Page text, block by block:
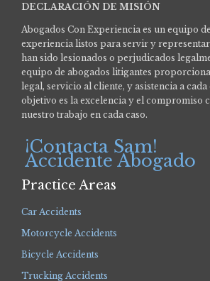
DECLARACIÓN DE MISIÓN
Abogados Con Experiencia es un equipo
experiencia listos para servir y
han sido lesionados o perjudicados
equipo de abogados litigantes
legal, servicio al cliente, y asistencia a
objetivo es la excelencia y el compromiso
nuestro trabajo en cada caso.
¡Contacta Sam!
Accidente Abogado
Practice Areas
Car Accidents
Motorcycle Accidents
Bicycle Accidents
Trucking Accidents